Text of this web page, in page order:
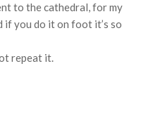
to the cathedral, for my
if you do it on foot it’s so
repeat it.